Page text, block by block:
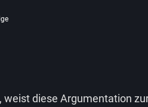
weist diese Argumentation